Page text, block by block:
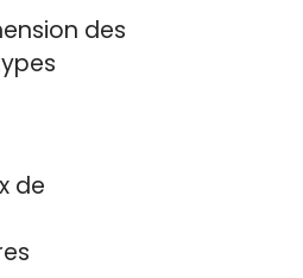
des
de